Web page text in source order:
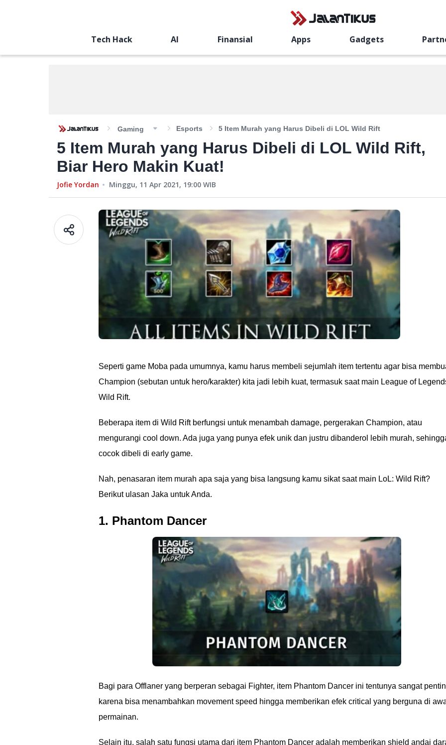
Tech Hack AI Finansial Apps Gadgets
Gaming Esports 5 Item Murah yang Harus Dibeli di LOL Wild Rift
5 Item Murah yang Harus Dibeli di LOL Wild Rift,
Biar Hero Makin Kuat!
Jofie Yordan Minggu, 11 Apr 2021, 19:00 WIB
Seperti game Moba pada umumnya, kamu harus membeli sejumlah item tertentu agar bisa
Champion (sebutan untuk hero/karakter) kita jadi lebih kuat, termasuk saat main League of
Wild Rift.
Beberapa item di Wild Rift berfungsi untuk menambah damage, pergerakan Champion, atau
mengurangi cool down. Ada juga yang punya efek unik dan justru dibanderol lebih murah,
cocok dibeli di early game.
Nah, penasaran item murah apa saja yang bisa langsung kamu sikat saat main LoL: Wild Rift?
Berikut ulasan Jaka untuk Anda.
1. Phantom Dancer
Bagi para Offlaner yang berperan sebagai Fighter, item Phantom Dancer ini tentunya sangat
karena bisa menambahkan movement speed hingga memberikan efek critical yang berguna di
permainan.
Selain itu, salah satu fungsi utama dari item Phantom Dancer adalah memberikan shield andai